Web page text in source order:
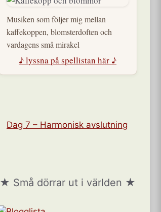
Musiken som följer mig mellan
kaffekoppen, blomsterdoften och
vardagens små mirakel
♪ lyssna på spellistan här ♪
Dag 7 – Harmonisk avslutning
★ Små dörrar ut i världen ★